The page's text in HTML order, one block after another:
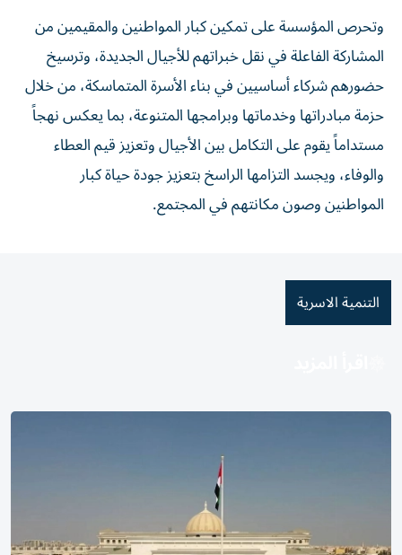
وتحرص المؤسسة على تمكين كبار المواطنين والمقيمين من
المشاركة الفاعلة في نقل خبراتهم للأجيال الجديدة، وترسيخ
حضورهم شركاء أساسيين في بناء الأسرة المتماسكة، من خلال
حزمة مبادراتها وخدماتها وبرامجها المتنوعة، بما يعكس نهجاً
مستداماً يقوم على التكامل بين الأجيال وتعزيز قيم العطاء
والوفاء، ويجسد التزامها الراسخ بتعزيز جودة حياة كبار
المواطنين وصون مكانتهم في المجتمع.
التنمية الاسرية